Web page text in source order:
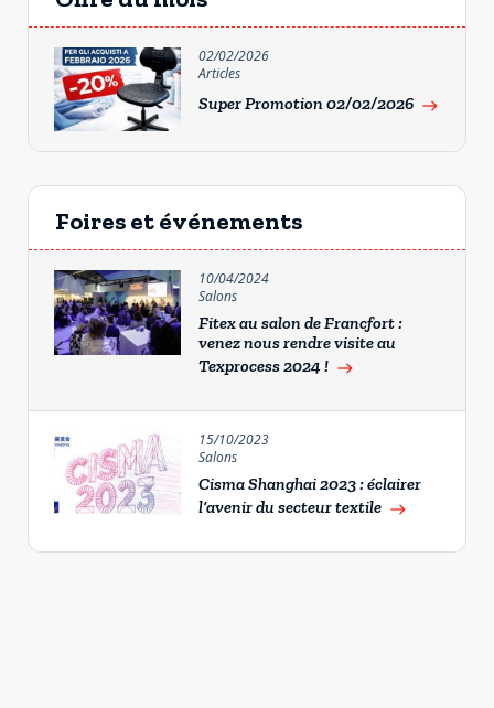
02/02/2026
Articles
Super Promotion 02/02/2026 east
Foires et événements
10/04/2024
Salons
Fitex au salon de Francfort :
venez nous rendre visite au
Texprocess 2024 ! east
15/10/2023
Salons
Cisma Shanghai 2023 : éclairer
l’avenir du secteur textile east